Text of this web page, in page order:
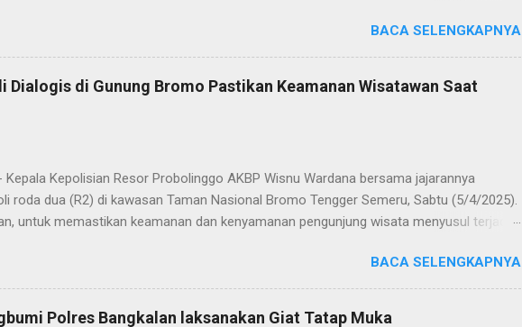
kepada masyarakat. Dalam sertijab tersebut, KOMPOL Hery Kusnanto, S.H.,
jabatan Kabag Log Polres Bangkalan untuk mengemban amanah baru sebagai
Jabatan Kabag Log Polres Bangkalan selanjutnya dijabat oleh KOMPOL Moch.
yang sebelumnya mengemban tugas sebagai Kabag Ops Polres Bangkalan. Sementara
BACA SELENGKAPNYA
di Gunung Bromo Pastikan Keamanan Wisatawan Saat
Kepala Kepolisian Resor Probolinggo AKBP Wisnu Wardana bersama jajarannya
roda dua (R2) di kawasan Taman Nasional Bromo Tengger Semeru, Sabtu (5/4/2025).
untuk memastikan keamanan dan kenyamanan pengunjung wisata menyusul terjadi
hal yang tidak kita inginkan, seiring dengan jumlah pengunjung yang semakin
libur Lebaran," kata AKBP Wisnu Wardana. Kapolres Probolinggo menegaskan, bahwa
hal ini sebagai langkah antisipasi untuk memastikan situasi tetap kondusif. Ia juga
BACA SELENGKAPNYA
Polres Bangkalan laksanakan Giat Tatap Muka